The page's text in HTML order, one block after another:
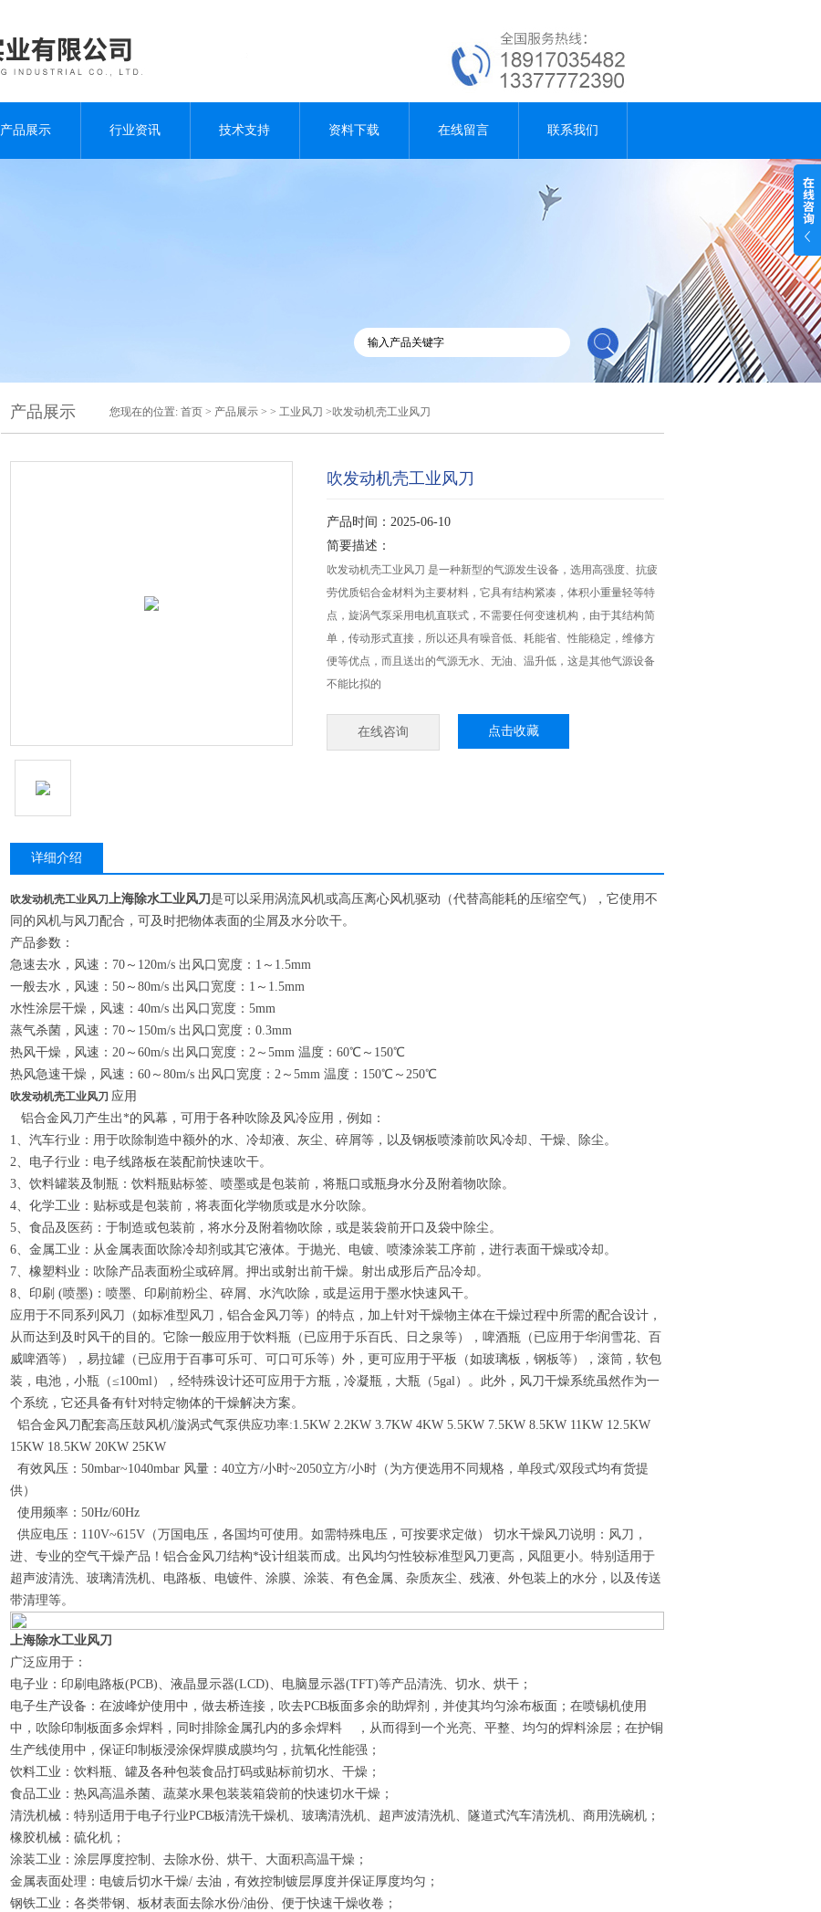
产品展示 行业资讯 技术支持 资料下载 在线留言 联系我们
产品展示 您现在的位置: 首页 > 产品展示 > > 工业风刀 >吹发动机壳工业风刀
吹发动机壳工业风刀
产品时间：2025-06-10
简要描述：
吹发动机壳工业风刀 是一种新型的气源发生设备，选用高强度、抗疲
劳优质铝合金材料为主要材料，它具有结构紧凑，体积小重量轻等特
点，旋涡气泵采用电机直联式，不需要任何变速机构，由于其结构简
单，传动形式直接，所以还具有噪音低、耗能省、性能稳定，维修方
便等优点，而且送出的气源无水、无油、温升低，这是其他气源设备
不能比拟的
在线咨询 点击收藏
详细介绍
吹发动机壳工业风刀上海除水工业风刀是可以采用涡流风机或高压离心风机驱动（代替高能耗的压缩空气），它使用不
同的风机与风刀配合，可及时把物体表面的尘屑及水分吹干。
产品参数：
急速去水，风速：70～120m/s 出风口宽度：1～1.5mm
一般去水，风速：50～80m/s 出风口宽度：1～1.5mm
水性涂层干燥，风速：40m/s 出风口宽度：5mm
蒸气杀菌，风速：70～150m/s 出风口宽度：0.3mm
热风干燥，风速：20～60m/s 出风口宽度：2～5mm 温度：60℃～150℃
热风急速干燥，风速：60～80m/s 出风口宽度：2～5mm 温度：150℃～250℃
吹发动机壳工业风刀 应用
铝合金风刀产生出*的风幕，可用于各种吹除及风冷应用，例如：
1、汽车行业：用于吹除制造中额外的水、冷却液、灰尘、碎屑等，以及钢板喷漆前吹风冷却、干燥、除尘。
2、电子行业：电子线路板在装配前快速吹干。
3、饮料罐装及制瓶：饮料瓶贴标签、喷墨或是包装前，将瓶口或瓶身水分及附着物吹除。
4、化学工业：贴标或是包装前，将表面化学物质或是水分吹除。
5、食品及医药：于制造或包装前，将水分及附着物吹除，或是装袋前开口及袋中除尘。
6、金属工业：从金属表面吹除冷却剂或其它液体。于抛光、电镀、喷漆涂装工序前，进行表面干燥或冷却。
7、橡塑料业：吹除产品表面粉尘或碎屑。押出或射出前干燥。射出成形后产品冷却。
8、印刷 (喷墨)：喷墨、印刷前粉尘、碎屑、水汽吹除，或是运用于墨水快速风干。
应用于不同系列风刀（如标准型风刀，铝合金风刀等）的特点，加上针对干燥物主体在干燥过程中所需的配合设计，
从而达到及时风干的目的。它除一般应用于饮料瓶（已应用于乐百氏、日之泉等），啤酒瓶（已应用于华润雪花、百
威啤酒等），易拉罐（已应用于百事可乐可、可口可乐等）外，更可应用于平板（如玻璃板，钢板等），滚筒，软包
装，电池，小瓶（≤100ml），经特殊设计还可应用于方瓶，冷凝瓶，大瓶（5gal）。此外，风刀干燥系统虽然作为一
个系统，它还具备有针对特定物体的干燥解决方案。
铝合金风刀配套高压鼓风机/漩涡式气泵供应功率:1.5KW 2.2KW 3.7KW 4KW 5.5KW 7.5KW 8.5KW 11KW 12.5KW
15KW 18.5KW 20KW 25KW
有效风压：50mbar~1040mbar 风量：40立方/小时~2050立方/小时（为方便选用不同规格，单段式/双段式均有货提
供）
使用频率：50Hz/60Hz
供应电压：110V~615V（万国电压，各国均可使用。如需特殊电压，可按要求定做） 切水干燥风刀说明：风刀，
进、专业的空气干燥产品！铝合金风刀结构*设计组装而成。出风均匀性较标准型风刀更高，风阻更小。特别适用于
超声波清洗、玻璃清洗机、电路板、电镀件、涂膜、涂装、有色金属、杂质灰尘、残液、外包装上的水分，以及传送
带清理等。
上海除水工业风刀
广泛应用于：
电子业：印刷电路板(PCB)、液晶显示器(LCD)、电脑显示器(TFT)等产品清洗、切水、烘干；
电子生产设备：在波峰炉使用中，做去桥连接，吹去PCB板面多余的助焊剂，并使其均匀涂布板面；在喷锡机使用
中，吹除印制板面多余焊料，同时排除金属孔内的多余焊料 ，从而得到一个光亮、平整、均匀的焊料涂层；在护铜
生产线使用中，保证印制板浸涂保焊膜成膜均匀，抗氧化性能强；
饮料工业：饮料瓶、罐及各种包装食品打码或贴标前切水、干燥；
食品工业：热风高温杀菌、蔬菜水果包装装箱袋前的快速切水干燥；
清洗机械：特别适用于电子行业PCB板清洗干燥机、玻璃清洗机、超声波清洗机、隧道式汽车清洗机、商用洗碗机；
橡胶机械：硫化机；
涂装工业：涂层厚度控制、去除水份、烘干、大面积高温干燥；
金属表面处理：电镀后切水干燥/ 去油，有效控制镀层厚度并保证厚度均匀；
钢铁工业：各类带钢、板材表面去除水份/油份、便于快速干燥收卷；